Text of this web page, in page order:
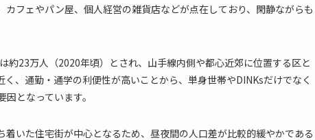
フェやパン屋、個人経営の雑貨店などが点在しており、閑静ながらも
23万人（2020年頃）とされ、山手線内側や都心近郊に位置する区と
、通勤・通学の利便性が高いことから、単身世帯やDINKsだけでなく
となっています。
いた住宅街が中心となるため、昼夜間の人口差が比較的緩やかである